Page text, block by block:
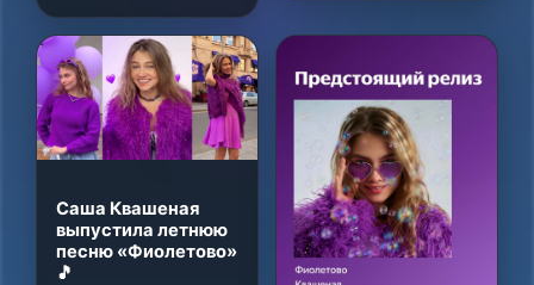
Саша Квашеная
выпустила летнюю
песню «Фиолетово»
🎵